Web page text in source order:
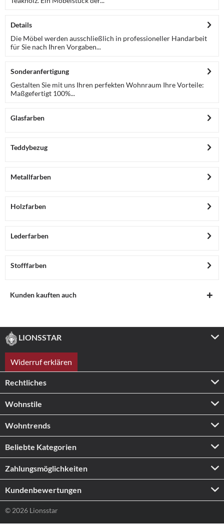
Details
Die Möbel werden ausschließlich in professioneller Handarbeit
für Sie nach Ihren Vorgaben...
Sonderanfertigung
Gestalten Sie mit uns Ihren perfekten Wohnraum Ihre Vorteile:
Maßgefertigt 100%...
Glasfarben
Teddybezug
Metallfarben
Holzfarben
Lederfarben
Stofffarben
Kunden kauften auch
LIONSSTAR
Widerruf erklären
Rechtliches
Wohnstile
Wohntrends
Beliebte Kategorien
Zahlungs­möglichkeiten
Kundenbewertungen
© 2026 Lionsstar